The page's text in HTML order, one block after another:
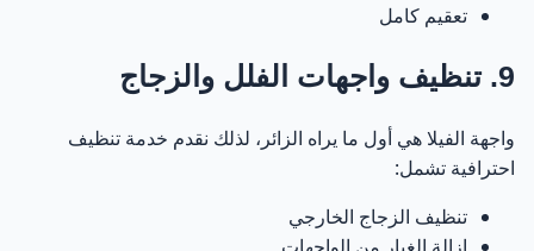
تعقيم كامل
9. تنظيف واجهات الفلل والزجاج
واجهة الفيلا هي أول ما يراه الزائر، لذلك نقدم خدمة تنظيف
احترافية تشمل:
تنظيف الزجاج الخارجي